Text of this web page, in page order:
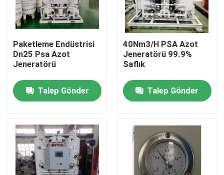
Ürünler
VİDEOLAR
Paketleme Endüstrisi
Dn25 Psa Azot
Jeneratörü
Talep Gönder
40Nm3/H PSA Azot
Jeneratörü 99.9%
Saflık
Talep Gönder